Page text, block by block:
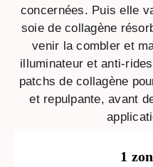
concernées. Puis elle
soie de collagène
venir la combler et
illuminateur et anti-
patchs de collagène
et repulpante, avant
1